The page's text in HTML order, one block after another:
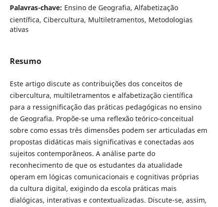
Palavras-chave: Ensino de Geografia, Alfabetização
científica, Cibercultura, Multiletramentos, Metodologias
ativas
Resumo
Este artigo discute as contribuições dos conceitos de
cibercultura, multiletramentos e alfabetização científica
para a ressignificação das práticas pedagógicas no ensino
de Geografia. Propõe-se uma reflexão teórico-conceitual
sobre como essas três dimensões podem ser articuladas em
propostas didáticas mais significativas e conectadas aos
sujeitos contemporâneos. A análise parte do
reconhecimento de que os estudantes da atualidade
operam em lógicas comunicacionais e cognitivas próprias
da cultura digital, exigindo da escola práticas mais
dialógicas, interativas e contextualizadas. Discute-se, assim,